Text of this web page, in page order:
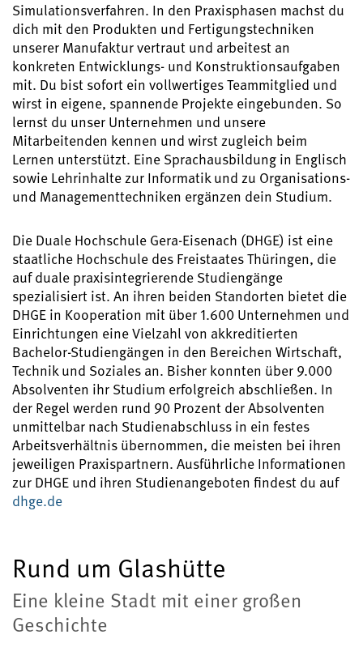
Simulationsverfahren. In den Praxisphasen machst du
dich mit den Produkten und Fertigungstechniken
unserer Manufaktur vertraut und arbeitest an
konkreten Entwicklungs- und Konstruktionsaufgaben
mit. Du bist sofort ein vollwertiges Teammitglied und
wirst in eigene, spannende Projekte eingebunden. So
lernst du unser Unternehmen und unsere
Mitarbeitenden kennen und wirst zugleich beim
Lernen unterstützt. Eine Sprachausbildung in Englisch
sowie Lehrinhalte zur Informatik und zu Organisations-
und Managementtechniken ergänzen dein Studium.
Die Duale Hochschule Gera-Eisenach (DHGE) ist eine
staatliche Hochschule des Freistaates Thüringen, die
auf duale praxisintegrierende Studiengänge
spezialisiert ist. An ihren beiden Standorten bietet die
DHGE in Kooperation mit über 1.600 Unternehmen und
Einrichtungen eine Vielzahl von akkreditierten
Bachelor-Studiengängen in den Bereichen Wirtschaft,
Technik und Soziales an. Bisher konnten über 9.000
Absolventen ihr Studium erfolgreich abschließen. In
der Regel werden rund 90 Prozent der Absolventen
unmittelbar nach Studienabschluss in ein festes
Arbeitsverhältnis übernommen, die meisten bei ihren
jeweiligen Praxispartnern. Ausführliche Informationen
zur DHGE und ihren Studienangeboten findest du auf
dhge.de
Rund um Glashütte
Eine kleine Stadt mit einer großen
Geschichte